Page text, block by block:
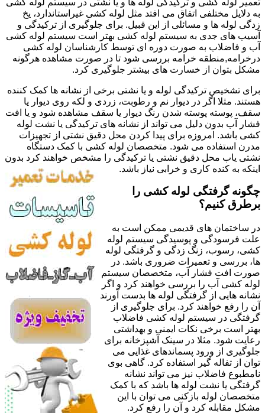
به دلایل مختلفی اتفاق می افتد مثل لوله کشی غیراستاندارد، یخ
زدگی لوله ها و مسائلی از این قبیل. برای جلوگیری از ترکیدگی و
آسیب های جدی به سیستم لوله کشی بهتر است سیستم لوله کشی
آب و فاضلاب به صورت دوره ای توسط کارشناسان لوله کشی
درخرامه,منطقه خرامه بررسی شود تا در صورت مشاهده هرگونه
مشکل بتوان از خسارت های بیشتر جلوگیری کرد.
برای تشخیص ترکیدگی لوله و یا نشتی برخی از نشانه ها کمک کننده
هستند. مثلا اگر در دیوار نم و رطوبت، زردی و لکه روی دیوار یا
سقف، پوسته پوسته شدن رنگ دیوار یا سقف مشاهده شود و یا افت
فشار آب بدون دلیل می تواند از نشانه های ترکیدگی یا نشت لوله
کشی باشد. امروزه برای پیدا کردن محل دقیق نشتی از تجهیزات
مدرن استفاده می شود. متخصصان لوله کشی با کمک دستگاه
نشتی یاب محل دقیق نشتی یا ترکیدگی را مشخص خواهند کرد بدون
اینکه به کنده کاری و خرابی نیاز باشد.
چگونه گرفتگی لوله کشی را
برطرق کنیم؟
در ساختمان های قدیمی ممکن است به
علت فرسودگی و پوسیدگی سیستم لوله
کشی، رسوب، زنگ زدگی و گرفتگی لوله
ها، بررسی و تعمیرات ضروری باشد. در
صورت افت فشار آب، متخصصان سیستم
لوله کشی آب را بررسی خواهند کرد و اگر
نشانه هایی از گرفتگی لوله ها بدست آورند
آن را رفع خواهند کرد. برای جلوگیری از
گرفتگی در سیستم لوله کشی فاضلاب
بهتر است برخی نکات ایمنی و بهداشتی
رعایت شود. مثلا در سینک آشپزخانه برای
جلوگیری از ورود پسماندهای غذایی می
توان از تفاله گیر استفاده کرد. گاهی بوی
نامطبوع فاضلاب نیز می تواند نشانه
گرفتگی یا نشت لوله ها باشد که با کمک
متخصصان لوله بازکنی می توان با این
مشکل مقابله کرد و آن را رفع کرد.